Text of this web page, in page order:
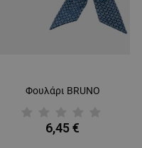
Φουλάρι BRUNO
6,45 €